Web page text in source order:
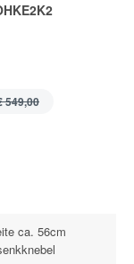
549,00
ca. 56cm